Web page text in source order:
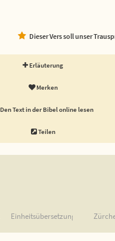
Dieser Vers soll unser
Erläuterung
Merken
Den Text in der Bibel online lesen
Teilen
Einheitsübersetzung